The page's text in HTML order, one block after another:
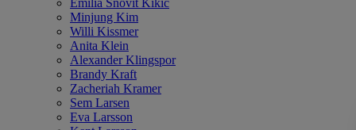
Minjung Kim
Willi Kissmer
Anita Klein
Alexander Klingspor
Brandy Kraft
Zacheriah Kramer
Sem Larsen
Eva Larsson